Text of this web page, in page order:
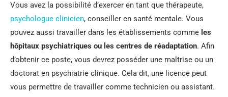
Vous avez la possibilité d’exercer en tant que thérapeute,
psychologue clinicien, conseiller en santé mentale. Vous
pouvez aussi travailler dans les établissements comme les
hôpitaux psychiatriques ou les centres de réadaptation. Afin
d’obtenir ce poste, vous devrez posséder une maîtrise ou un
doctorat en psychiatrie clinique. Cela dit, une licence peut
vous permettre de travailler comme technicien ou assistant.